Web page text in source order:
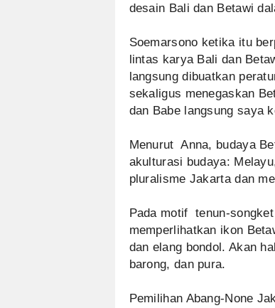
desain Bali dan Betawi
Soemarsono ketika itu
lintas karya Bali dan
langsung dibuatkan
sekaligus menegaskan
dan Babe langsung saya
Menurut Anna, budaya
akulturasi budaya:
pluralisme Jakarta dan
Pada motif tenun-
memperlihatkan ikon
dan elang bondol. Akan
barong, dan pura.
Pemilihan Abang-None